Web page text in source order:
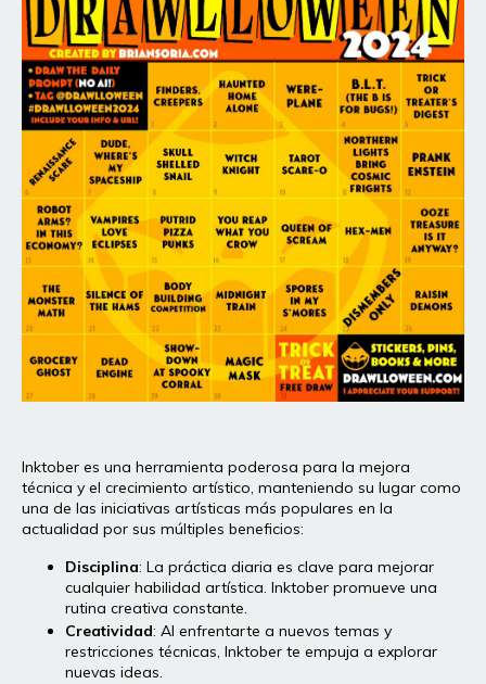
Inktober es una herramienta poderosa para la mejora
técnica y el crecimiento artístico, manteniendo su lugar como
una de las iniciativas artísticas más populares en la
actualidad por sus múltiples beneficios:
Disciplina: La práctica diaria es clave para mejorar
cualquier habilidad artística. Inktober promueve una
rutina creativa constante.
Creatividad: Al enfrentarte a nuevos temas y
restricciones técnicas, Inktober te empuja a explorar
nuevas ideas.